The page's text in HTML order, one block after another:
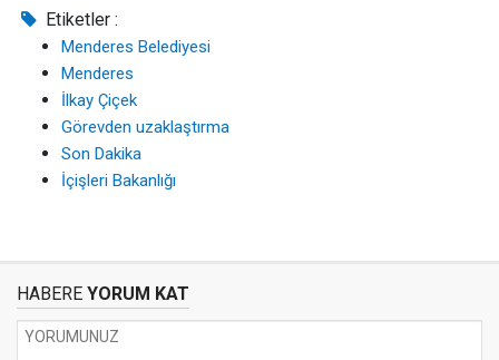
Etiketler :
Menderes Belediyesi
Menderes
İlkay Çiçek
Görevden uzaklaştırma
Son Dakika
İçişleri Bakanlığı
HABERE YORUM KAT